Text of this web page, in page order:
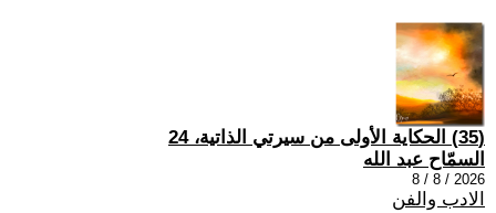
(35) الحكاية الأولى من سيرتي الذاتية، 24
السمّاح عبد الله
2026 / 8 / 8
الادب والفن